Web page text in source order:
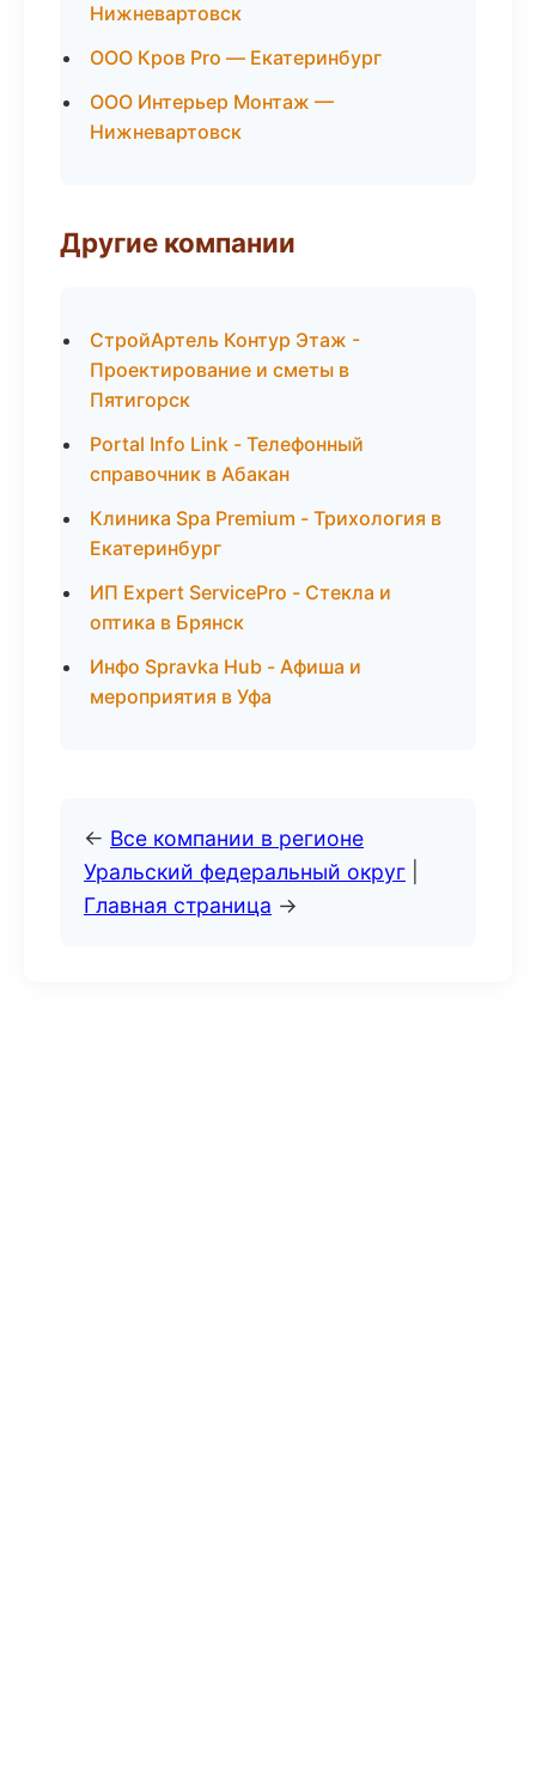
Нижневартовск
ООО Кров Pro — Екатеринбург
ООО Интерьер Монтаж —
Нижневартовск
Другие компании
СтройАртель Контур Этаж -
Проектирование и сметы в
Пятигорск
Portal Info Link - Телефонный
справочник в Абакан
Клиника Spa Premium - Трихология в
Екатеринбург
ИП Expert ServicePro - Стекла и
оптика в Брянск
Инфо Spravka Hub - Афиша и
мероприятия в Уфа
← Все компании в регионе
Уральский федеральный округ
Главная страница →